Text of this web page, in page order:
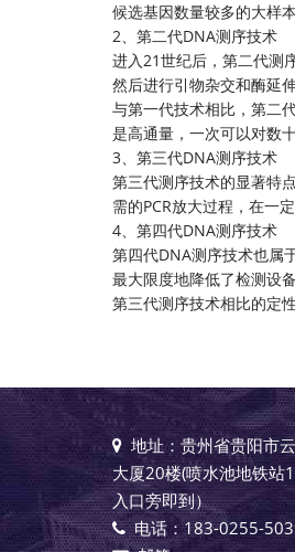
候选基因数量较多的大样本
2、第二代DNA测序技术
进入21世纪后，第二代测
然后进行引物杂交和酶延
与第一代技术相比，第二
是高通量，一次可以对数
3、第三代DNA测序技术
第三代测序技术的显著特
需的PCR放大过程，在一
4、第四代DNA测序技术
第四代DNA测序技术也属
最大限度地降低了检测设
第三代测序技术相比的定
地址：贵州省贵阳市
大厦20楼(喷水池地铁站
入口旁即到）
电话：183-0255-